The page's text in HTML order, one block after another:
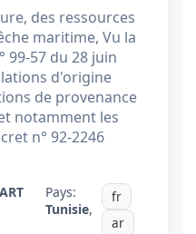
des ressources
maritime, Vu la
99-57 du 28 juin
d'origine
de provenance
notamment les
n° 92-2246
ART
Pays:
Tunisie,
fr
ar